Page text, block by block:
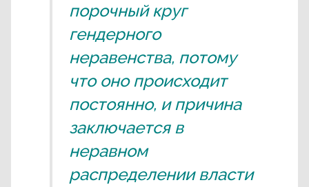
порочный круг
гендерного
неравенства, потому
что оно происходит
постоянно, и причина
заключается в
неравном
распределении власти